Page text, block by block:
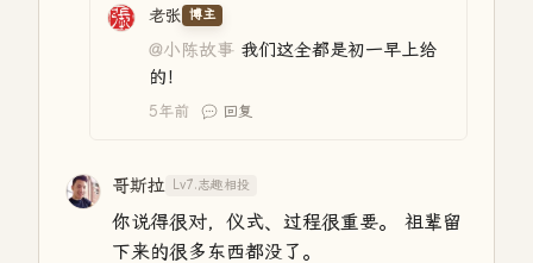
老张 博主
@小陈故事 我们这全都是初一早上给
的！
5年前 回复
哥斯拉 Lv7.志趣相投
你说得很对，仪式、过程很重要。 祖辈留
下来的很多东西都没了。